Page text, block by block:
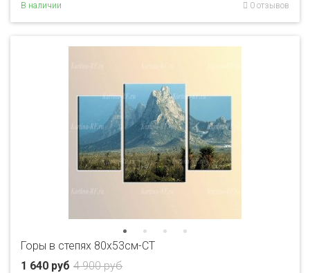
В наличии 0 отзывов
Горы в степях 80x53см-CT
4 900 руб
1 640 руб